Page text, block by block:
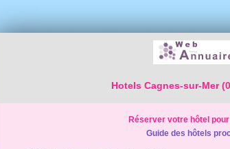
Hotels Cagnes-sur-Mer
Réserver votre hôtel
Guide des hôtels